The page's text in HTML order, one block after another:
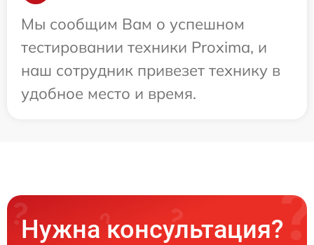
Мы сообщим Вам о успешном
тестировании техники Proxima, и
наш сотрудник привезет технику в
удобное место и время.
Нужна консультация?